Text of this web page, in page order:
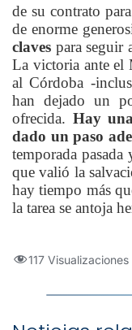
de su contrato
de enorme
claves para seguir
La victoria ante el
al Córdoba -
han dejado un
ofrecida. Hay
dado un paso
temporada
que valió la
hay tiempo más
la tarea se antoja
117 Visualizaciones